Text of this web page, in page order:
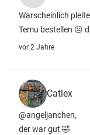
Warscheinlich
Temu bestellen ☹️
vor 2 Jahre
Catlex
@angeljanchen,
der war gut 🤣